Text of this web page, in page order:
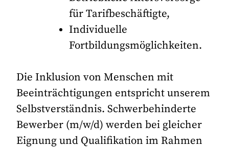
für Tarifbeschäftigte,
Individuelle
Fortbildungsmöglichkeiten.
Die Inklusion von Menschen mit
Beeinträchtigungen entspricht unserem
Selbstverständnis. Schwerbehinderte
Bewerber (m/w/d) werden bei gleicher
Eignung und Qualifikation im Rahmen